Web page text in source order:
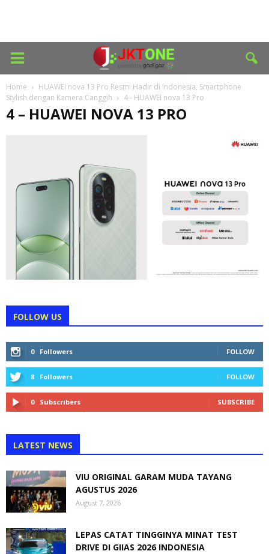
Home
HUAWEI nova 13 Pro Resmi Hadir di Indonesia, Smartphone
Stylish dengan Kamera Canggih
4 - HUAWEI nova 13 Pro
4 – HUAWEI NOVA 13 PRO
FOLLOW US
0 Followers FOLLOW
8 Followers FOLLOW
0 Subscribers SUBSCRIBE
LATEST NEWS
VIU ORIGINAL GARAM MUDA TAYANG
AGUSTUS 2026
August 7, 2026
LEPAS CATAT TINGGINYA MINAT TEST
DRIVE DI GIIAS 2026 INDONESIA